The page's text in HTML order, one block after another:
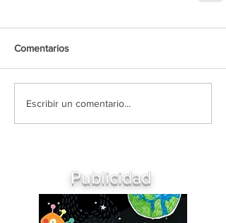
Comentarios
Escribir un comentario...
Publicidad